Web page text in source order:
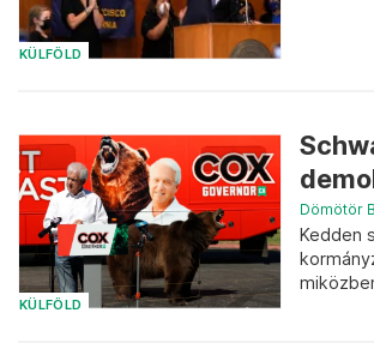
KÜLFÖLD
KÜLFÖLD
Dömötör
Kedden